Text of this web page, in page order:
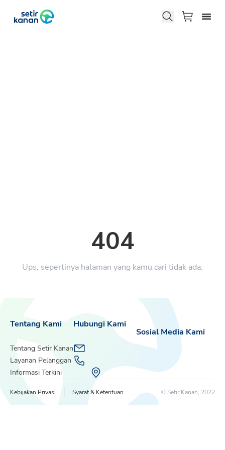
404
Ups, sepertinya halaman yang kamu cari tidak ada.
Tentang Kami
Tentang Setir Kanan
Layanan Pelanggan
Informasi Terkini
Sosial Media Kami
Hubungi Kami
Kebijakan Privasi Syarat & Ketentuan © Setir Kanan, 2022